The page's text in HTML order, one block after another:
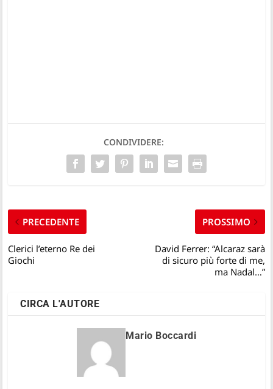
CONDIVIDERE:
PRECEDENTE
Clerici l’eterno Re dei
Giochi
PROSSIMO
David Ferrer: “Alcaraz sarà
di sicuro più forte di me,
ma Nadal…”
CIRCA L'AUTORE
Mario Boccardi